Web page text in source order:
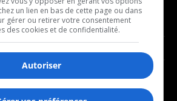
- Joué récemment
- Affaires
- Art de vivre
un lien en bas de cette page ou dans
gérer ou retirer votre consentement
des cookies et de confidentialité.
Autoriser